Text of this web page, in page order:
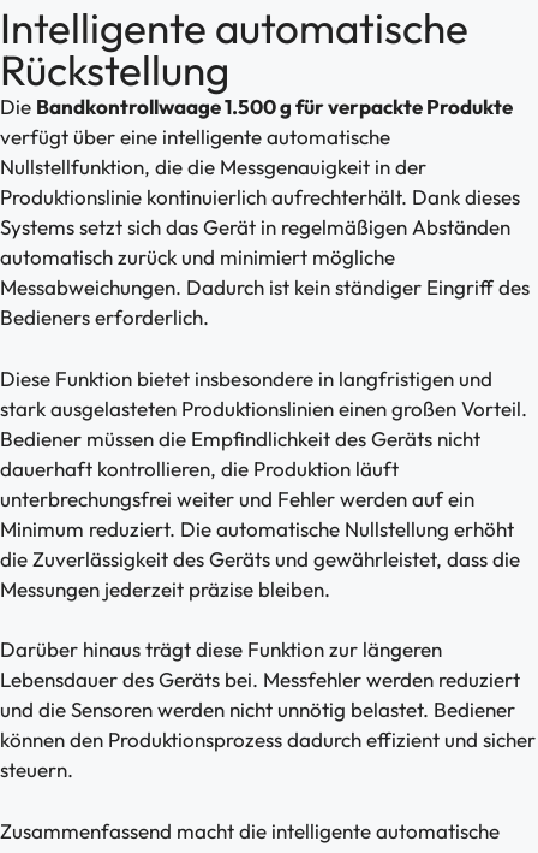
Intelligente automatische
Rückstellung
Die Bandkontrollwaage 1.500 g für verpackte Produkte
verfügt über eine intelligente automatische
Nullstellfunktion, die die Messgenauigkeit in der
Produktionslinie kontinuierlich aufrechterhält. Dank dieses
Systems setzt sich das Gerät in regelmäßigen Abständen
automatisch zurück und minimiert mögliche
Messabweichungen. Dadurch ist kein ständiger Eingriff des
Bedieners erforderlich.
Diese Funktion bietet insbesondere in langfristigen und
stark ausgelasteten Produktionslinien einen großen Vorteil.
Bediener müssen die Empfindlichkeit des Geräts nicht
dauerhaft kontrollieren, die Produktion läuft
unterbrechungsfrei weiter und Fehler werden auf ein
Minimum reduziert. Die automatische Nullstellung erhöht
die Zuverlässigkeit des Geräts und gewährleistet, dass die
Messungen jederzeit präzise bleiben.
Darüber hinaus trägt diese Funktion zur längeren
Lebensdauer des Geräts bei. Messfehler werden reduziert
und die Sensoren werden nicht unnötig belastet. Bediener
können den Produktionsprozess dadurch effizient und sicher
steuern.
Zusammenfassend macht die intelligente automatische